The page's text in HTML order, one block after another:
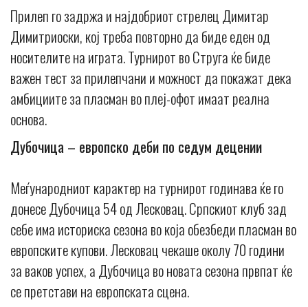
Прилеп го задржа и најдобриот стрелец Димитар
Димитриоски, кој треба повторно да биде еден од
носителите на играта. Турнирот во Струга ќе биде
важен тест за прилепчани и можност да покажат дека
амбициите за пласман во плеј-офот имаат реална
основа.
Дубочица – европско деби по седум децении
Меѓународниот карактер на турнирот годинава ќе го
донесе Дубочица 54 од Лесковац. Српскиот клуб зад
себе има историска сезона во која обезбеди пласман во
европските купови. Лесковац чекаше околу 70 години
за ваков успех, а Дубочица во новата сезона првпат ќе
се претстави на европската сцена.